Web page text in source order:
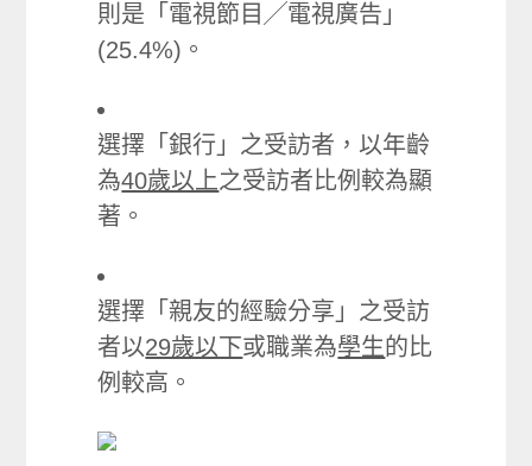
則是「電視節目╱電視廣告」
(25.4%)。
選擇「銀行」之受訪者，以年齡
為40歲以上之受訪者比例較為顯
著。
選擇「親友的經驗分享」之受訪
者以29歲以下或職業為學生的比
例較高。